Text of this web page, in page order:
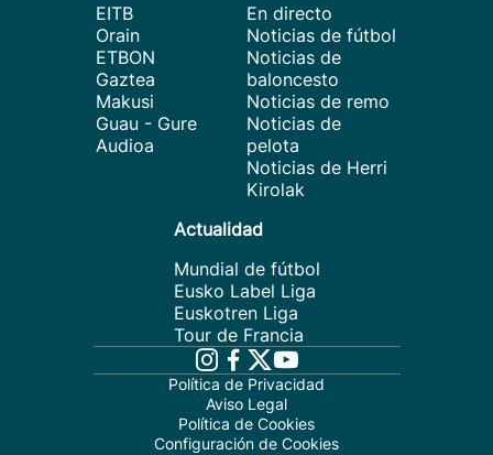
EITB
Orain
ETBON
Gaztea
Makusi
Guau - Gure
Audioa
En directo
Noticias de fútbol
Noticias de
baloncesto
Noticias de remo
Noticias de
pelota
Noticias de Herri
Kirolak
Actualidad
Mundial de fútbol
Eusko Label Liga
Euskotren Liga
Tour de Francia
Política de Privacidad
Aviso Legal
Política de Cookies
Configuración de Cookies